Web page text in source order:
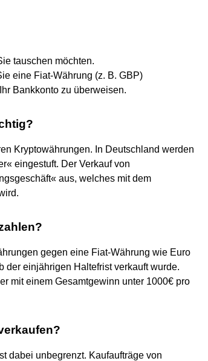
tauschen möchten.
eine Fiat-Währung (z. B. GBP)
Bankkonto zu überweisen.
Kryptowährungen. In Deutschland werden
eingestuft. Der Verkauf von
aus, welches mit dem
gegen eine Fiat-Währung wie Euro
der einjährigen Haltefrist verkauft wurde.
mit einem Gesamtgewinn unter 1000€ pro
dabei unbegrenzt. Kaufaufträge von